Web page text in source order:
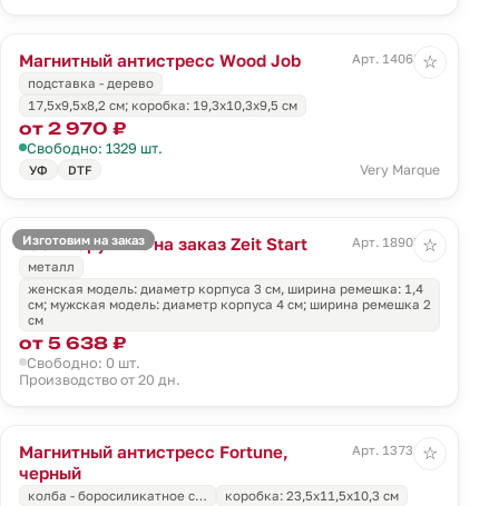
Магнитный антистресс Wood Job
Арт. 14063.00
подставка - дерево
17,5х9,5х8,2 см; коробка: 19,3х10,3х9,5 см
от 2 970 ₽
Свободно: 1329 шт.
УФ DTF Very Marque
☆
Изготовим на заказ
Часы наручные на заказ Zeit Start
Арт. 18905.01
металл
женская модель: диаметр корпуса 3 см, ширина ремешка: 1,4
см; мужская модель: диаметр корпуса 4 см; ширина ремешка 2
см
от 5 638 ₽
Свободно: 0 шт.
Производство от 20 дн.
☆
Магнитный антистресс Fortune,
черный
Арт. 13731.30
колба - боросиликатное с… коробка: 23,5х11,5х10,3 см
☆